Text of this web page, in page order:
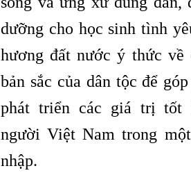
dưỡng cho học sinh tình
hương đất nước ý thức về
bản sắc của dân tộc để
phát triển các giá trị tốt
người Việt Nam trong
nhập.